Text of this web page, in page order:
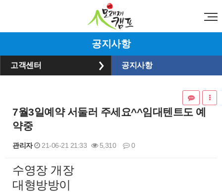
공지사항
고객센터 공지사항
7월3일예약 서둘러 주세요^^임대텐트도 예
약중
관리자 21-06-21 21:33 5,310 0
본문
수영장 개장
대형방방이